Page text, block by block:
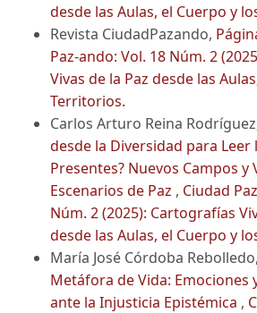
desde las Aulas, el Cuerpo y
Revista CiudadPazando,
Paz-ando: Vol. 18 Núm. 2
Vivas de la Paz desde las
Territorios.
Carlos Arturo Reina
desde la Diversidad para Leer
Presentes? Nuevos Campos y
Escenarios de Paz , Ciudad
Núm. 2 (2025): Cartografías
desde las Aulas, el Cuerpo y
María José Córdoba Rebolledo,
Metáfora de Vida: Emociones
ante la Injusticia Epistémica ,